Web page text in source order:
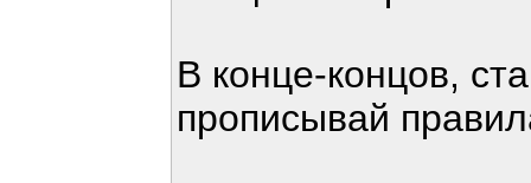
В конце-концов,
прописывай